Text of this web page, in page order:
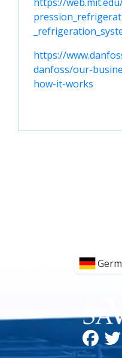
https://
danfoss/our-
how-it-works